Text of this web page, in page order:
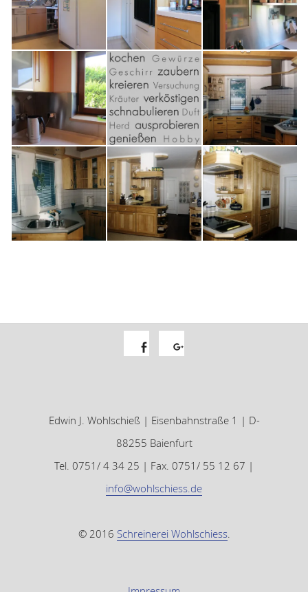
Edwin J. Wohlschieß | Eisenbahnstraße 1 | D-
88255 Baienfurt
Tel. 0751/ 4 34 25 | Fax. 0751/ 55 12 67 |
info@wohlschiess.de
© 2016 Schreinerei Wohlschiess.